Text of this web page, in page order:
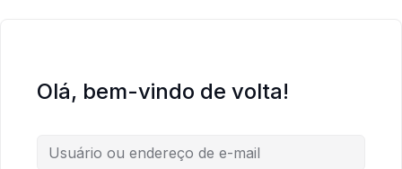
Olá, bem-vindo de volta!